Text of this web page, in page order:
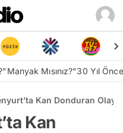
"Manyak Mısınız?"30 Yıl
Kan Donduran Olay:
Kan